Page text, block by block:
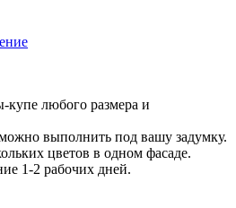
купе любого размера и
выполнить под вашу задумку.
цветов в одном фасаде.
1-2 рабочих дней.